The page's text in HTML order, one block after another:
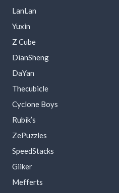
LanLan
Yuxin
Z Cube
DianSheng
DaYan
Thecubicle
Cyclone Boys
Rubik’s
ZePuzzles
SpeedStacks
Giiker
Mefferts